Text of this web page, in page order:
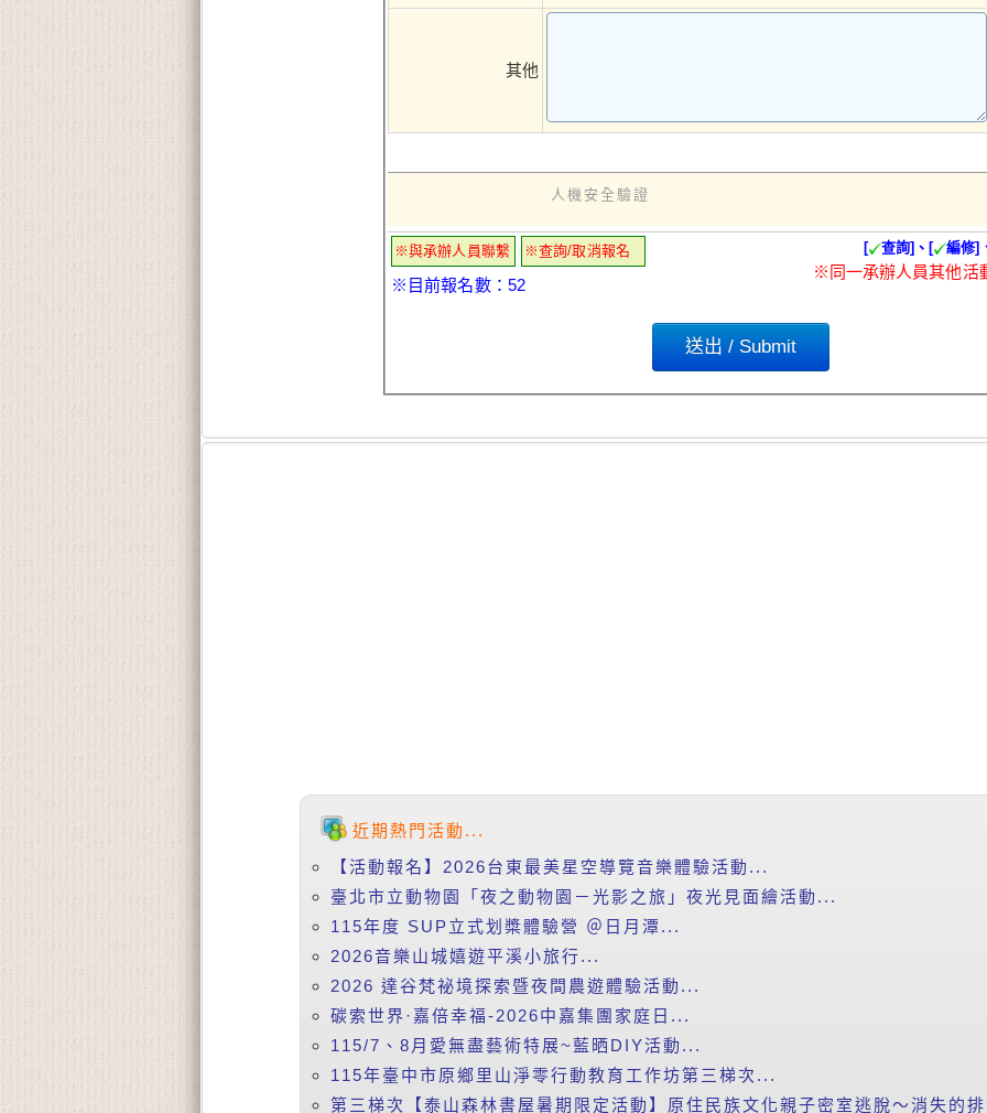
其他
人機安全驗證
※與承辦人員聯繫 ※查詢/取消報名
※目前報名數：52
[ 查詢]、[ 編修]
※同一承辦人員其他活
近期熱門活動...
【活動報名】2026台東最美星空導覽音樂體驗活動...
臺北市立動物園「夜之動物園－光影之旅」夜光見面繪活動...
115年度 SUP立式划槳體驗營 ＠日月潭...
2026音樂山城嬉遊平溪小旅行...
2026 達谷梵祕境探索暨夜間農遊體驗活動...
碳索世界·嘉倍幸福-2026中嘉集團家庭日...
115/7、8月愛無盡藝術特展~藍晒DIY活動...
115年臺中市原鄉里山淨零行動教育工作坊第三梯次...
第三梯次【泰山森林書屋暑期限定活動】原住民族文化親子密室逃脫～消失的